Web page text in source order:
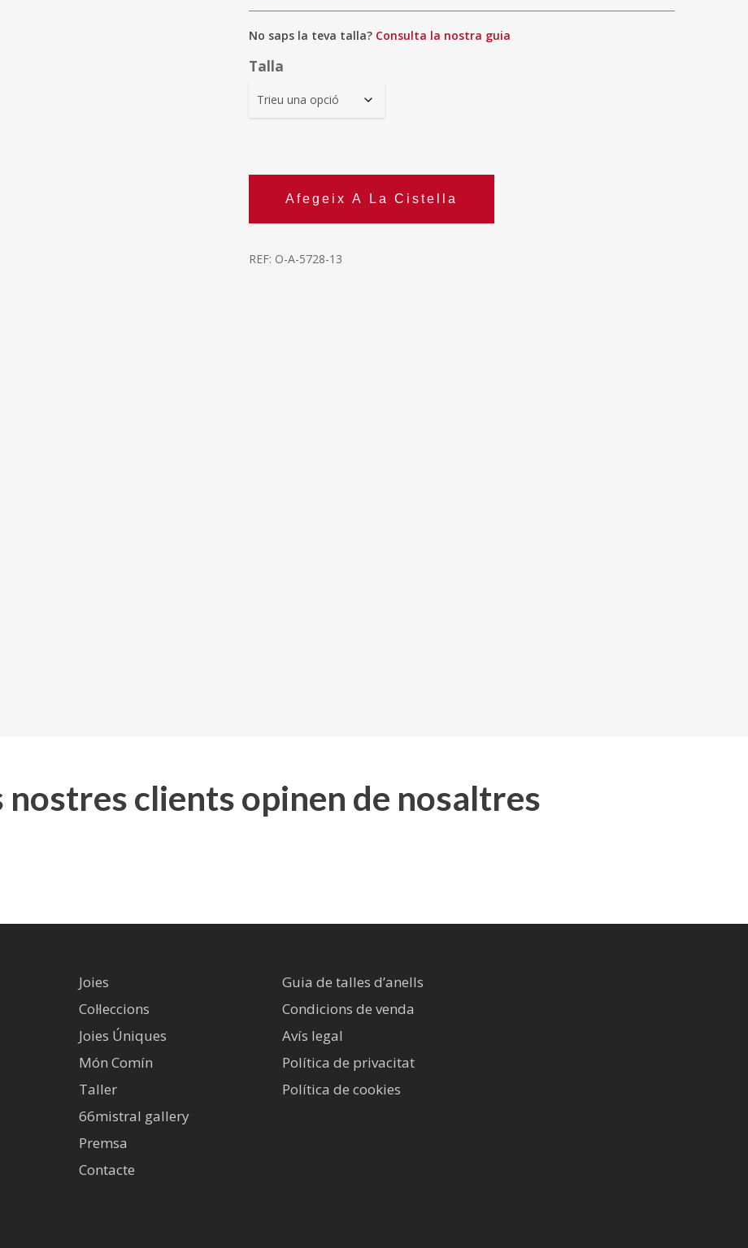
No saps la teva talla? Consulta la nostra guia
Talla
Afegeix A La Cistella
REF: O-A-5728-13
nostres clients opinen de nosaltres
Joies
Col·leccions
Joies Úniques
Món Comín
Taller
66mistral gallery
Premsa
Contacte
Guia de talles d’anells
Condicions de venda
Avís legal​
Política de privacitat
Política de cookies